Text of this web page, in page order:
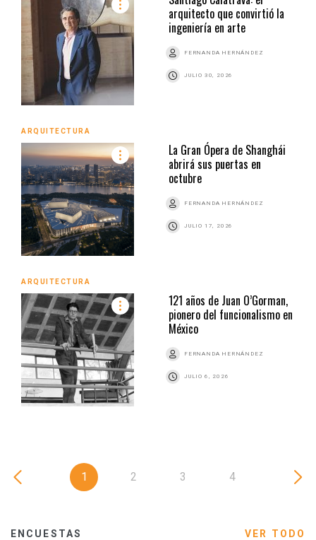
arquitecto que convirtió la
ingeniería en arte
FERNANDA HERNÁNDEZ
JULIO 30, 2026
ARQUITECTURA
La Gran Ópera de Shanghái
abrirá sus puertas en
octubre
FERNANDA HERNÁNDEZ
JULIO 17, 2026
ARQUITECTURA
121 años de Juan O’Gorman,
pionero del funcionalismo en
México
FERNANDA HERNÁNDEZ
JULIO 6, 2026
1 2 3 4
ENCUESTAS VER TODO